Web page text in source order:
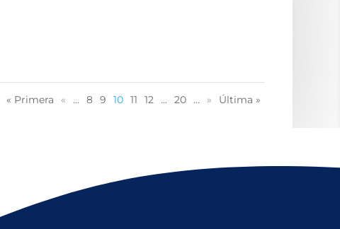
« Primera « ... 8 9 10 11 12 ... 20 ... » Última »